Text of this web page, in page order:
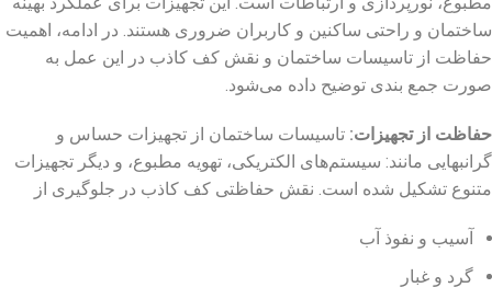
ساختمان و راحتی ساکنین و کاربران ضروری هستند. در ادامه، اهمیت
حفاظت از تاسیسات ساختمان و نقش کف کاذب در این عمل به
صورت جمع بندی توضیح داده می‌شود.
حفاظت از تجهیزات: تاسیسات ساختمان از تجهیزات حساس و
گرانبهایی مانند: سیستم‌های الکتریکی، تهویه مطبوع، و دیگر تجهیزات
متنوع تشکیل شده است. نقش حفاظتی کف کاذب در جلوگیری از
آسیب و نفوذ آب
گرد و غبار